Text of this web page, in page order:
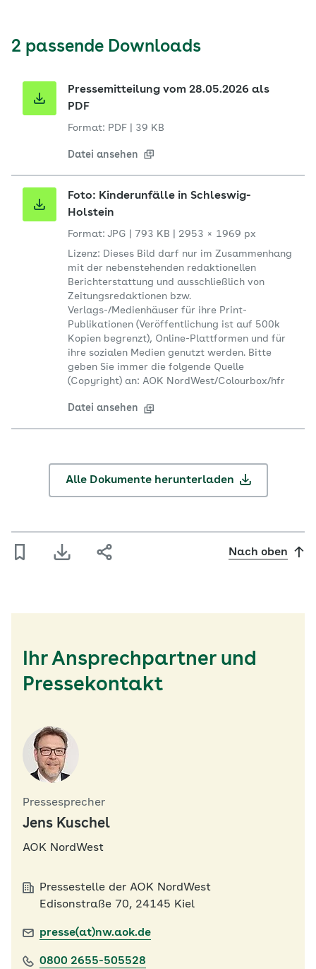
2 passende Downloads
Pressemitteilung vom 28.05.2026 als
PDF
Format: PDF 39 KB
Datei ansehen
Foto: Kinderunfälle in Schleswig-
Holstein
Format: JPG 793 KB
2953 × 1969 px
Lizenz: Dieses Bild darf nur im Zusammenhang
mit der nebenstehenden redaktionellen
Berichterstattung und ausschließlich von
Zeitungsredaktionen bzw.
Verlags-/Medienhäuser für ihre Print-
Publikationen (Veröffentlichung ist auf 500k
Kopien begrenzt), Online-Plattformen und für
ihre sozialen Medien genutzt werden. Bitte
geben Sie immer die folgende Quelle
(Copyright) an: AOK NordWest/Colourbox/hfr
Datei ansehen
Alle Dokumente herunterladen
Nach oben
Ihr Ansprechpartner und
Pressekontakt
Pressesprecher
Jens Kuschel
AOK NordWest
Pressestelle der AOK NordWest
Edisonstraße 70, 24145 Kiel
presse(at)nw.aok.de
0800 2655-505528